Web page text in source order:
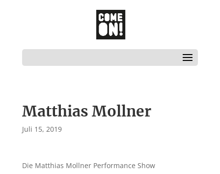
Matthias Mollner
Juli 15, 2019
Die Matthias Mollner Performance Show